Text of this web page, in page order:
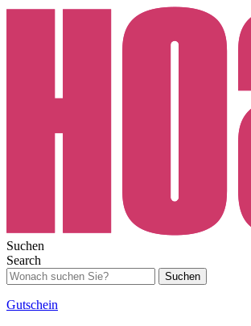
Suchen
Search
Suchen
Gutschein